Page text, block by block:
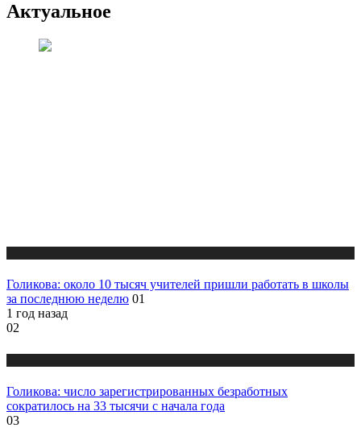
Актуальное
Голикова: около 10 тысяч учителей пришли работать в школы
за последнюю неделю 01
1 год назад
02
Голикова: число зарегистрированных безработных
сократилось на 33 тысячи с начала года
03